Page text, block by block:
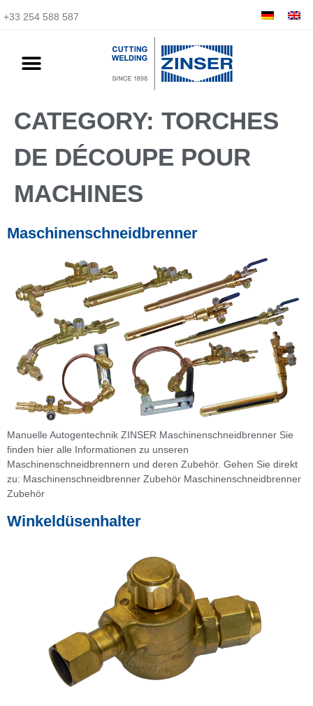
+33 254 588 587
CATEGORY: TORCHES
DE DÉCOUPE POUR
MACHINES
Maschinenschneidbrenner
Manuelle Autogentechnik ZINSER Maschinenschneidbrenner Sie
finden hier alle Informationen zu unseren
Maschinenschneidbrennern und deren Zubehör. Gehen Sie direkt
zu: Maschinenschneidbrenner Zubehör Maschinenschneidbrenner
Zubehör
Winkeldüsenhalter